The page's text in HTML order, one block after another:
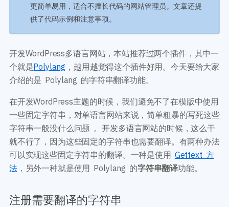
资源
主题推荐
插件推荐
开发手册
插件开发手册
开发教程
主题开发分享
前端开发技巧
开发文档手册
网站管理运营
WP新闻资讯
技术专题
安全增强
WordPress数据库
WooCommerce开发
多语言主题开发
电子商务和支付
服务咨询 登录
更简单易用，适合不擅长代码的网站管理员。文章还提
供了代码示例和注意事项。
开发WordPress多语言网站，本站推荐过两个插件，其中一
个就是Polylang ，越用越觉得这个插件好用。今天要给大家
介绍的是 Polylang 的字符串翻译功能。
在开发WordPress主题的时候，我们避免不了在模版中使用
一些固定字符串，对单语言网站来说，简单粗暴的写死这些
字符串一般没什么问题 。开发多语言网站的时候，这么干
就不行了，因为这些固定的字符串也需要翻译。有两种办法
可以实现这些固定字符串的翻译。一种是使用 Gettext 方
法，另外一种就是使用 Polylang 的字符串翻译功能。
注册需要翻译的字符串